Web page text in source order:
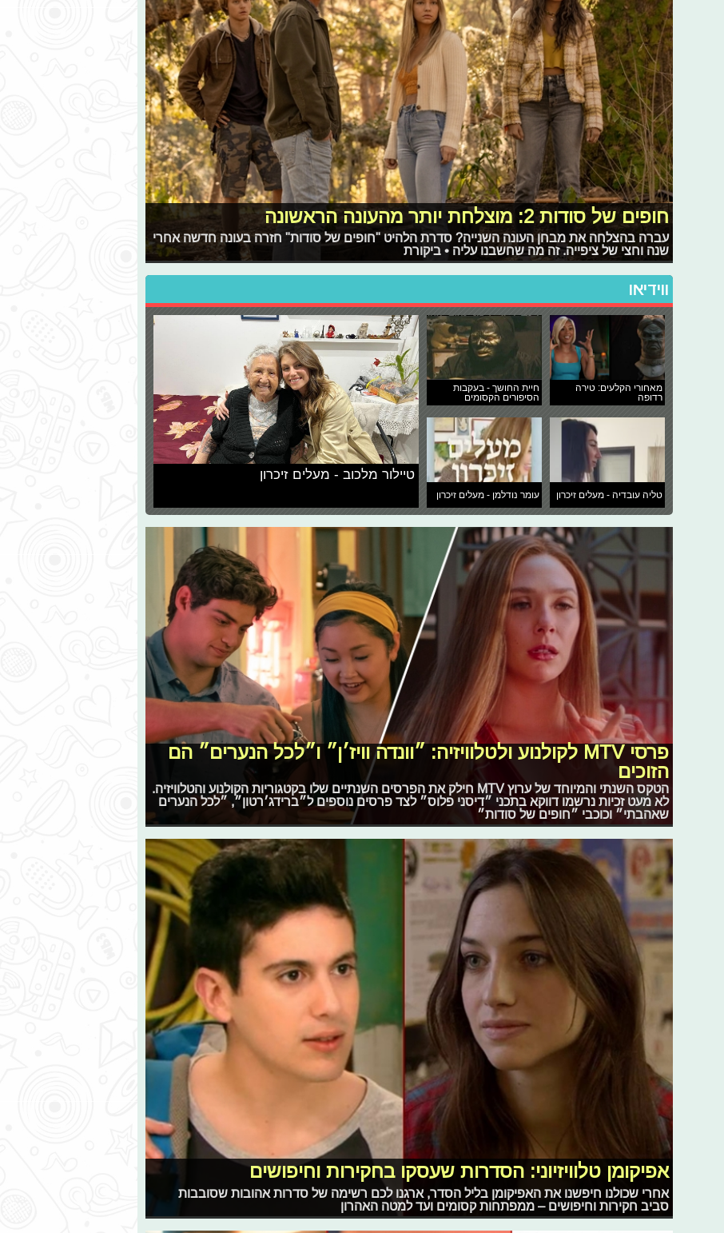
חופים של סודות 2: מוצלחת יותר מהעונה הראשונה
עברה בהצלחה את מבחן העונה השנייה? סדרת הלהיט "חופים של סודות" חזרה בעונה חדשה אחרי
שנה וחצי של ציפייה. זה מה שחשבנו עליה • ביקורת
ווידיאו
מאחורי הקלעים: טירה
רדופה
חיית החושך - בעקבות
הסיפורים הקסומים
טליה עובדיה - מעלים זיכרון עומר נודלמן - מעלים זיכרון
טיילור מלכוב - מעלים זיכרון
פרסי MTV לקולנוע ולטלוויזיה: ״וונדה וויז׳ן״ ו״לכל הנערים״ הם
הזוכים
הטקס השנתי והמיוחד של ערוץ MTV חילק את הפרסים השנתיים שלו בקטגוריות הקולנוע והטלוויזיה.
לא מעט זכיות נרשמו דווקא בתכני ״דיסני פלוס״ לצד פרסים נוספים ל״ברידג׳רטון״, ״לכל הנערים
שאהבתי״ וכוכבי ״חופים של סודות״
אפיקומן טלוויזיוני: הסדרות שעסקו בחקירות וחיפושים
אחרי שכולנו חיפשנו את האפיקומן בליל הסדר, ארגנו לכם רשימה של סדרות אהובות שסובבות
סביב חקירות וחיפושים – ממפתחות קסומים ועד למטה האהרון